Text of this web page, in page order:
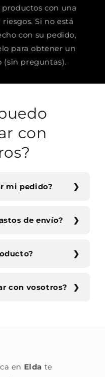
con una
Si no está
con su pedido,
para obtener un
(sin preguntas).
con
mi pedido?
de envío?
con vosotros?
en Elda te